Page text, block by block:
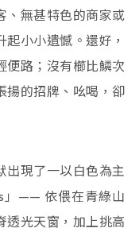
、無甚特色的商家或
小小遺憾。還好，
便路；沒有櫛比鱗次
揚的招牌、吆喝，卻
出現了一以白色為主
」—— 依偎在青綠山
透光天窗，加上挑高